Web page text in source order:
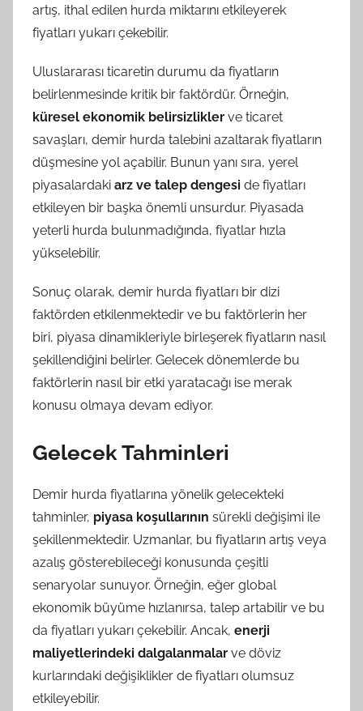
artış, ithal edilen hurda miktarını etkileyerek
fiyatları yukarı çekebilir.
Uluslararası ticaretin durumu da fiyatların
belirlenmesinde kritik bir faktördür. Örneğin,
küresel ekonomik belirsizlikler ve ticaret
savaşları, demir hurda talebini azaltarak fiyatların
düşmesine yol açabilir. Bunun yanı sıra, yerel
piyasalardaki arz ve talep dengesi de fiyatları
etkileyen bir başka önemli unsurdur. Piyasada
yeterli hurda bulunmadığında, fiyatlar hızla
yükselebilir.
Sonuç olarak, demir hurda fiyatları bir dizi
faktörden etkilenmektedir ve bu faktörlerin her
biri, piyasa dinamikleriyle birleşerek fiyatların nasıl
şekillendiğini belirler. Gelecek dönemlerde bu
faktörlerin nasıl bir etki yaratacağı ise merak
konusu olmaya devam ediyor.
Gelecek Tahminleri
Demir hurda fiyatlarına yönelik gelecekteki
tahminler, piyasa koşullarının sürekli değişimi ile
şekillenmektedir. Uzmanlar, bu fiyatların artış veya
azalış gösterebileceği konusunda çeşitli
senaryolar sunuyor. Örneğin, eğer global
ekonomik büyüme hızlanırsa, talep artabilir ve bu
da fiyatları yukarı çekebilir. Ancak, enerji
maliyetlerindeki dalgalanmalar ve döviz
kurlarındaki değişiklikler de fiyatları olumsuz
etkileyebilir.